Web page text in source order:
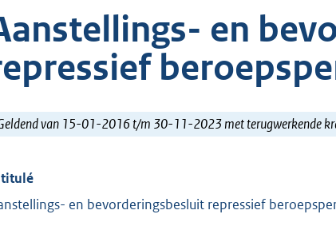
en
van 15-01-2016 t/m 30-11-2023 met terugwerkende
en bevorderingsbesluit repressief